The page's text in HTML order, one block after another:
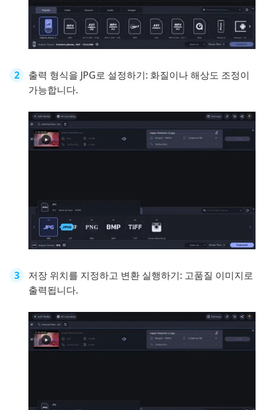
출력 형식을 JPG로 설정하기: 화질이나 해상도 조정이
가능합니다.
저장 위치를 지정하고 변환 실행하기: 고품질 이미지로
출력됩니다.